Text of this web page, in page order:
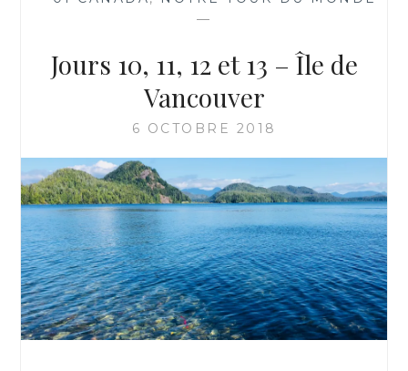
—
Jours 10, 11, 12 et 13 – Île de
Vancouver
6 OCTOBRE 2018